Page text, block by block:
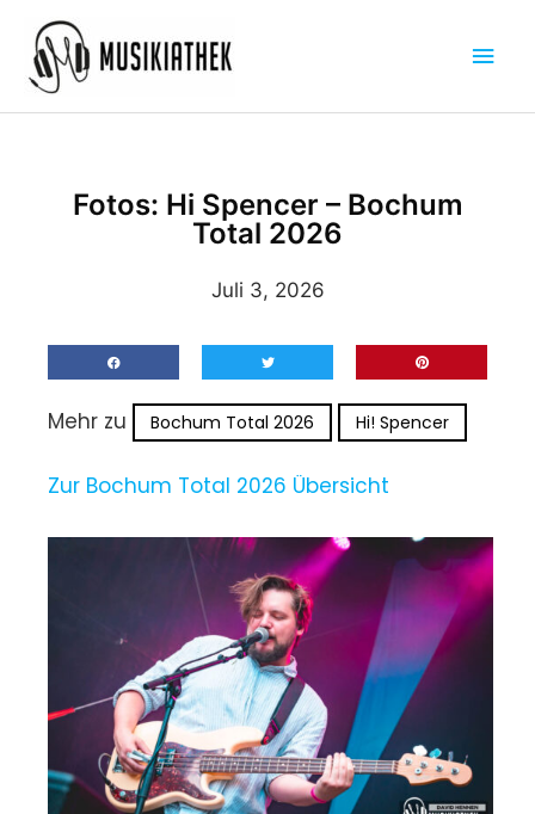
Inhalt
springen
Fotos: Hi Spencer – Bochum
Total 2026
Juli 3, 2026
Mehr zu Bochum Total 2026 Hi! Spencer
Zur Bochum Total 2026 Übersicht